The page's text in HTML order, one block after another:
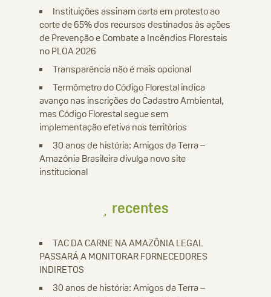
Instituições assinam carta em protesto ao
corte de 65% dos recursos destinados às ações
de Prevenção e Combate a Incêndios Florestais
no PLOA 2026
Transparência não é mais opcional
Termômetro do Código Florestal indica
avanço nas inscrições do Cadastro Ambiental,
mas Código Florestal segue sem
implementação efetiva nos territórios
30 anos de história: Amigos da Terra –
Amazônia Brasileira divulga novo site
institucional
recentes
TAC DA CARNE NA AMAZÔNIA LEGAL
PASSARÁ A MONITORAR FORNECEDORES
INDIRETOS
30 anos de história: Amigos da Terra –